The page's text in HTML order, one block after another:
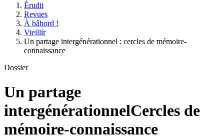
Érudit
Revues
À bâbord !
Vieillir
Un partage intergénérationnel : cercles de mémoire-
connaissance
Dossier
Un partage
intergénérationnelCercles de
mémoire-connaissance